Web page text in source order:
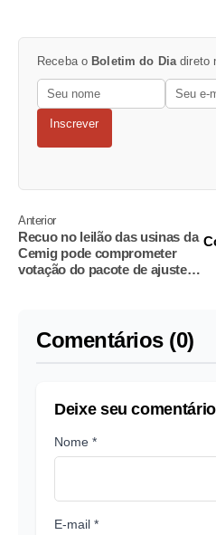
Receba o Boletim do Dia direto
Inscrever
Anterior
Recuo no leilão das usinas da
Cemig pode comprometer
votação do pacote de ajuste
Comentários (0)
Deixe seu comentário
Nome *
E-mail *